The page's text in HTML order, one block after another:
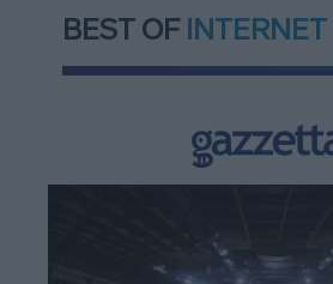
BEST OF INTERNET